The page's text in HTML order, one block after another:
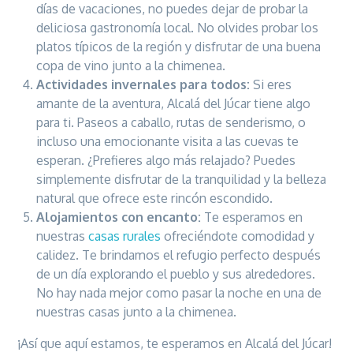
días de vacaciones, no puedes dejar de probar la
deliciosa gastronomía local. No olvides probar los
platos típicos de la región y disfrutar de una buena
copa de vino junto a la chimenea.
Actividades invernales para todos: Si eres
amante de la aventura, Alcalá del Júcar tiene algo
para ti. Paseos a caballo, rutas de senderismo, o
incluso una emocionante visita a las cuevas te
esperan. ¿Prefieres algo más relajado? Puedes
simplemente disfrutar de la tranquilidad y la belleza
natural que ofrece este rincón escondido.
Alojamientos con encanto: Te esperamos en
nuestrascasas rurales ofreciéndote comodidad y
calidez. Te brindamos el refugio perfecto después
de un día explorando el pueblo y sus alrededores.
No hay nada mejor como pasar la noche en una de
nuestras casas junto a la chimenea.
¡Así que aquí estamos, te esperamos en Alcalá del Júcar!